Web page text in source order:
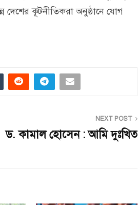
দেশের কূটনীতিকরা অনুষ্ঠানে যোগ
NEXT POST
ড. কামাল হোসেন : আমি দুঃখিত